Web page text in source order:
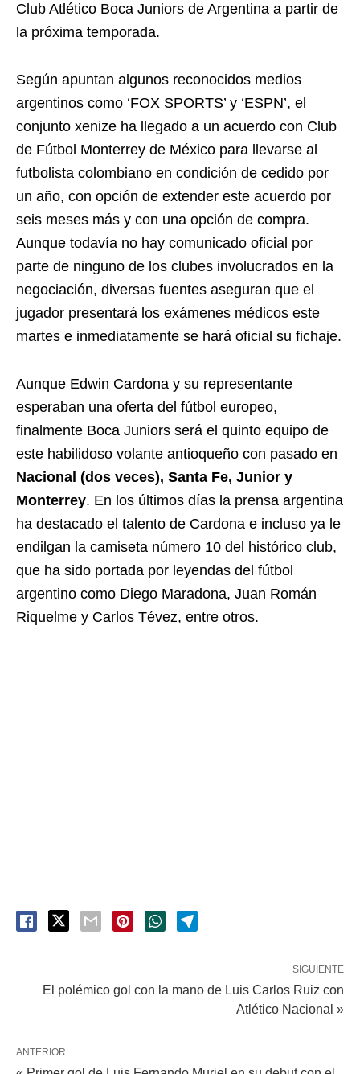
Club Atlético Boca Juniors de Argentina a partir de
la próxima temporada.
Según apuntan algunos reconocidos medios
argentinos como ‘FOX SPORTS’ y ‘ESPN’, el
conjunto xenize ha llegado a un acuerdo con Club
de Fútbol Monterrey de México para llevarse al
futbolista colombiano en condición de cedido por
un año, con opción de extender este acuerdo por
seis meses más y con una opción de compra.
Aunque todavía no hay comunicado oficial por
parte de ninguno de los clubes involucrados en la
negociación, diversas fuentes aseguran que el
jugador presentará los exámenes médicos este
martes e inmediatamente se hará oficial su fichaje.
Aunque Edwin Cardona y su representante
esperaban una oferta del fútbol europeo,
finalmente Boca Juniors será el quinto equipo de
este habilidoso volante antioqueño con pasado en
Nacional (dos veces), Santa Fe, Junior y
Monterrey. En los últimos días la prensa argentina
ha destacado el talento de Cardona e incluso ya le
endilgan la camiseta número 10 del histórico club,
que ha sido portada por leyendas del fútbol
argentino como Diego Maradona, Juan Román
Riquelme y Carlos Tévez, entre otros.
SIGUIENTE
El polémico gol con la mano de Luis Carlos Ruiz con
Atlético Nacional »
ANTERIOR